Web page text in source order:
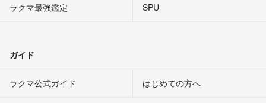
ラクマ最強鑑定
SPU
ガイド
ラクマ公式ガイド はじめての方へ